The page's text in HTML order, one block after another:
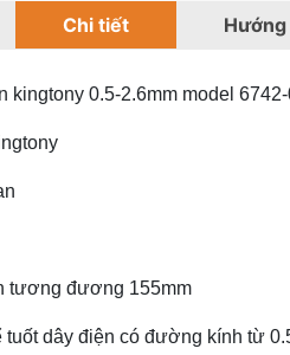
Chi tiết Hướng
kingtony 0.5-2.6mm model
tương đương 155mm
tuốt dây điện có đường kính từ